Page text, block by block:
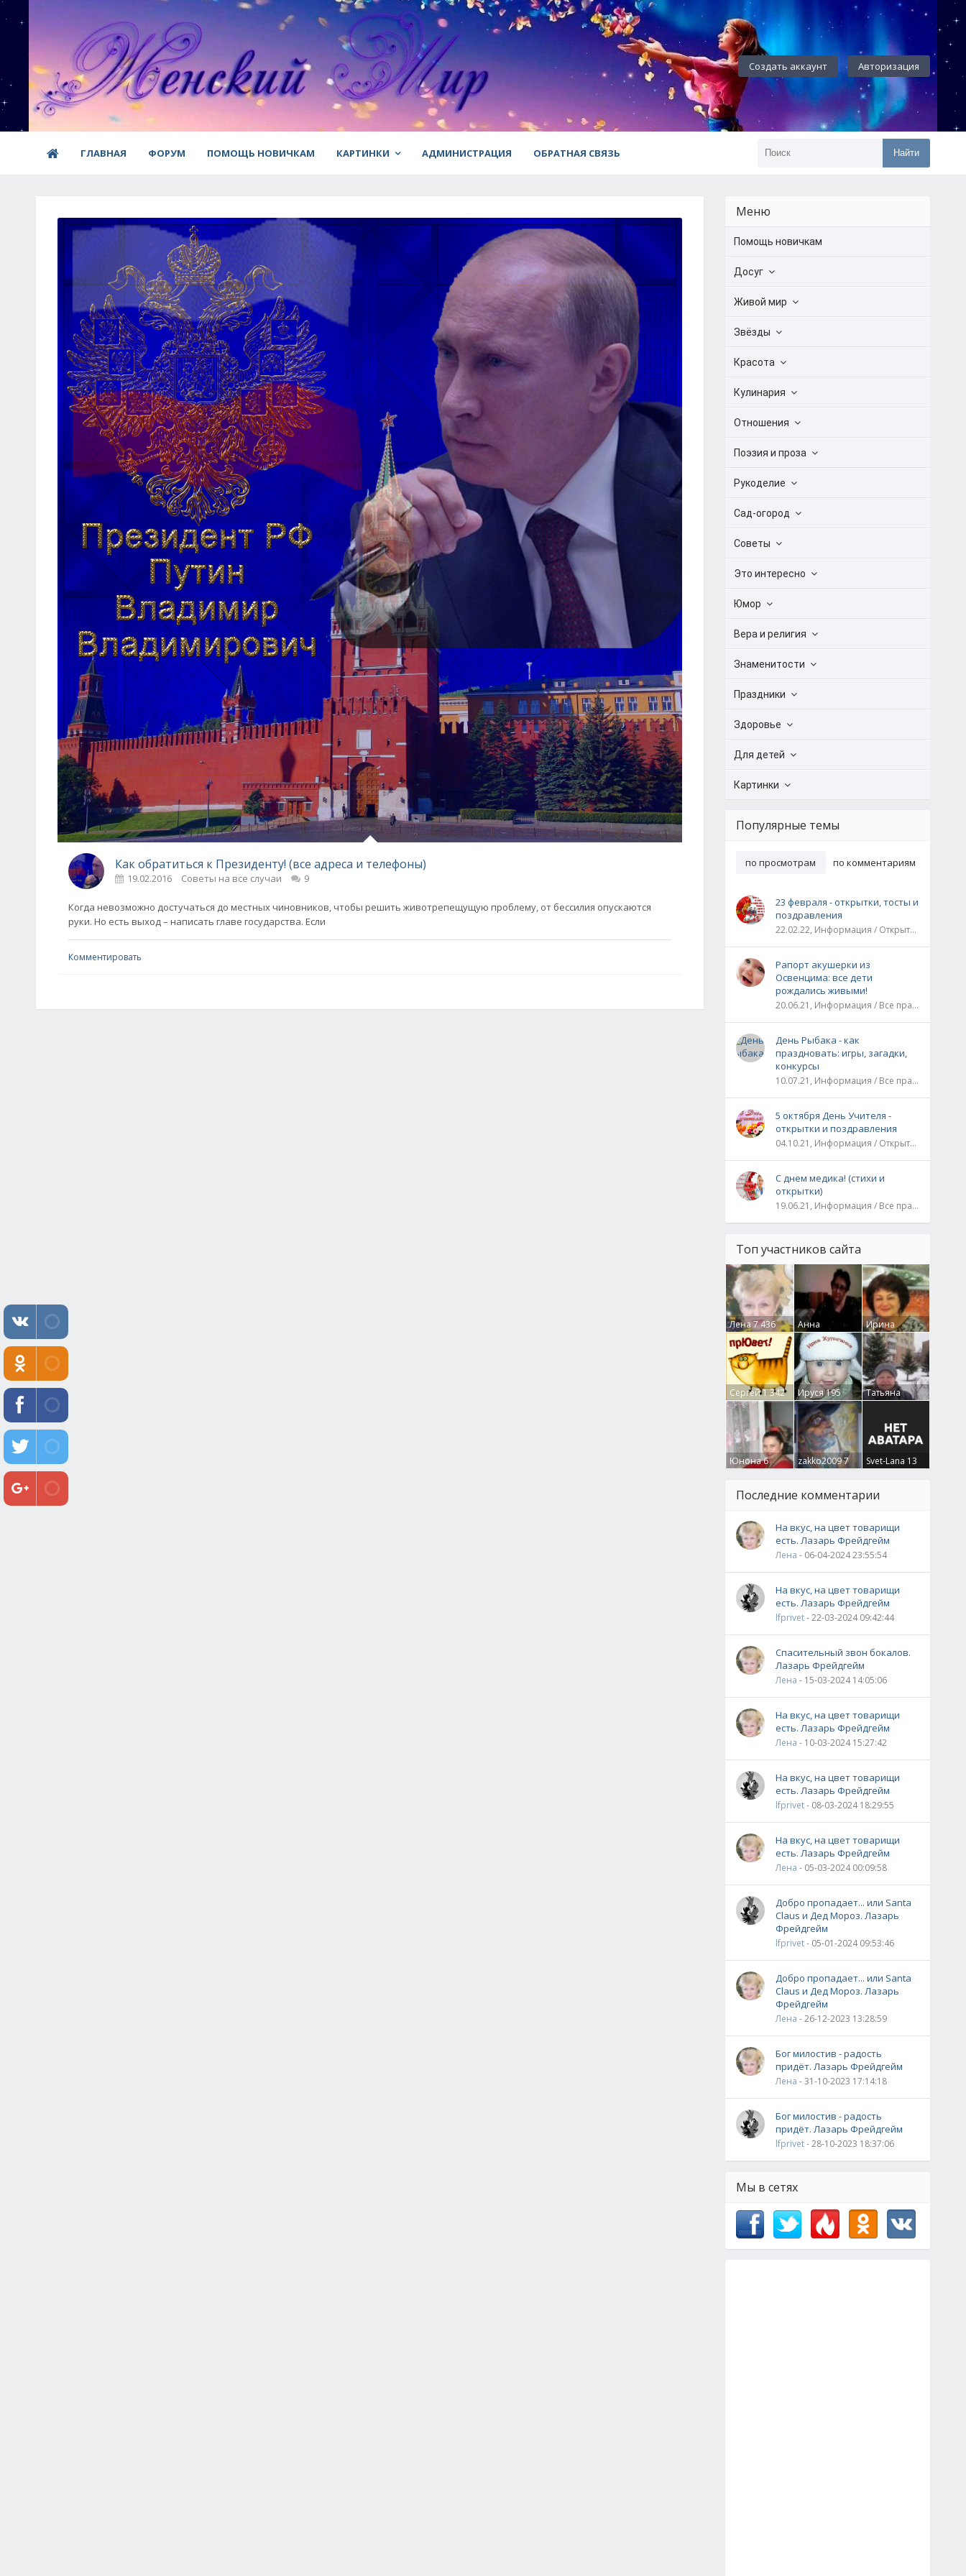
Создать аккаунт Авторизация
ГЛАВНАЯ ФОРУМ ПОМОЩЬ НОВИЧКАМ КАРТИНКИ АДМИНИСТРАЦИЯ ОБРАТНАЯ СВЯЗЬ Найти
Как обратиться к Президенту! (все адреса и телефоны)
19.02.2016 Советы на все случаи 9
Когда невозможно достучаться до местных чиновников, чтобы решить животрепещущую проблему, от бессилия опускаются
руки. Но есть выход – написать главе государства. Если
Комментировать
Меню
Помощь новичкам
Досуг
Живой мир
Звёзды
Красота
Кулинария
Отношения
Поэзия и проза
Рукоделие
Сад-огород
Советы
Это интересно
Юмор
Вера и религия
Знаменитости
Праздники
Здоровье
Для детей
Картинки
Популярные темы
по просмотрам по комментариям
23 февраля - открытки, тосты и
поздравления
22.02.22, Информация / Открытки / Все праздники
Рапорт акушерки из
Освенцима: все дети
рождались живыми!
20.06.21, Информация / Все праздники / Рассказы и истории
День Рыбака - как
праздновать: игры, загадки,
конкурсы
10.07.21, Информация / Все праздники
5 октября День Учителя -
открытки и поздравления
04.10.21, Информация / Открытки / Все праздники
С днем медика! (стихи и
открытки)
19.06.21, Информация / Все праздники
Топ участников сайта
Лена7 436
Анна
Гумлевая0
Ирина
Бруцкая41
Сергей1 342 Ируся195
Татьяна
Крючкова0
Юнона6 zakko20097 Svet-Lana 13
Последние комментарии
На вкус, на цвет товарищи
есть. Лазарь Фрейдгейм
Лена - 06-04-2024 23:55:54
На вкус, на цвет товарищи
есть. Лазарь Фрейдгейм
lfprivet- 22-03-2024 09:42:44
Спасительный звон бокалов.
Лазарь Фрейдгейм
Лена - 15-03-2024 14:05:06
На вкус, на цвет товарищи
есть. Лазарь Фрейдгейм
Лена - 10-03-2024 15:27:42
На вкус, на цвет товарищи
есть. Лазарь Фрейдгейм
lfprivet- 08-03-2024 18:29:55
На вкус, на цвет товарищи
есть. Лазарь Фрейдгейм
Лена - 05-03-2024 00:09:58
Добро пропадает... или Santa
Claus и Дед Мороз. Лазарь
Фрейдгейм
lfprivet- 05-01-2024 09:53:46
Добро пропадает... или Santa
Claus и Дед Мороз. Лазарь
Фрейдгейм
Лена - 26-12-2023 13:28:59
Бог милостив - радость
придёт. Лазарь Фрейдгейм
Лена - 31-10-2023 17:14:18
Бог милостив - радость
придёт. Лазарь Фрейдгейм
lfprivet- 28-10-2023 18:37:06
Мы в сетях